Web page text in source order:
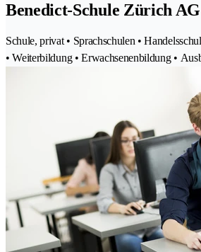
Benedict-Schule Zürich AG
Schule, privat • Sprachschulen •
• Weiterbildung • Erwachsenenbildung •